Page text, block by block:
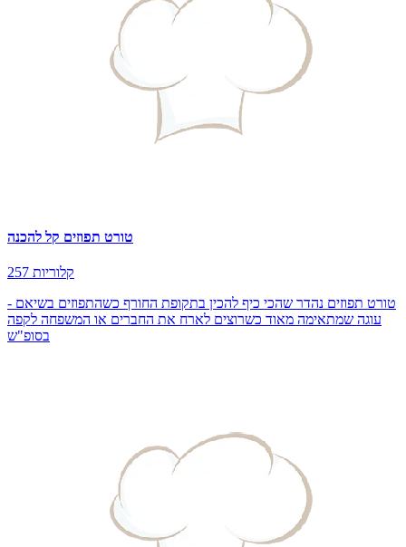
טורט תפוזים קל להכנה
257 קלוריות
טורט תפוזים נהדר שהכי כיף להכין בתקופת החורף כשהתפוזים בשיאם -
עוגה שמתאימה מאוד כשרוצים לארח את החברים או המשפחה לקפה
בסופ"ש